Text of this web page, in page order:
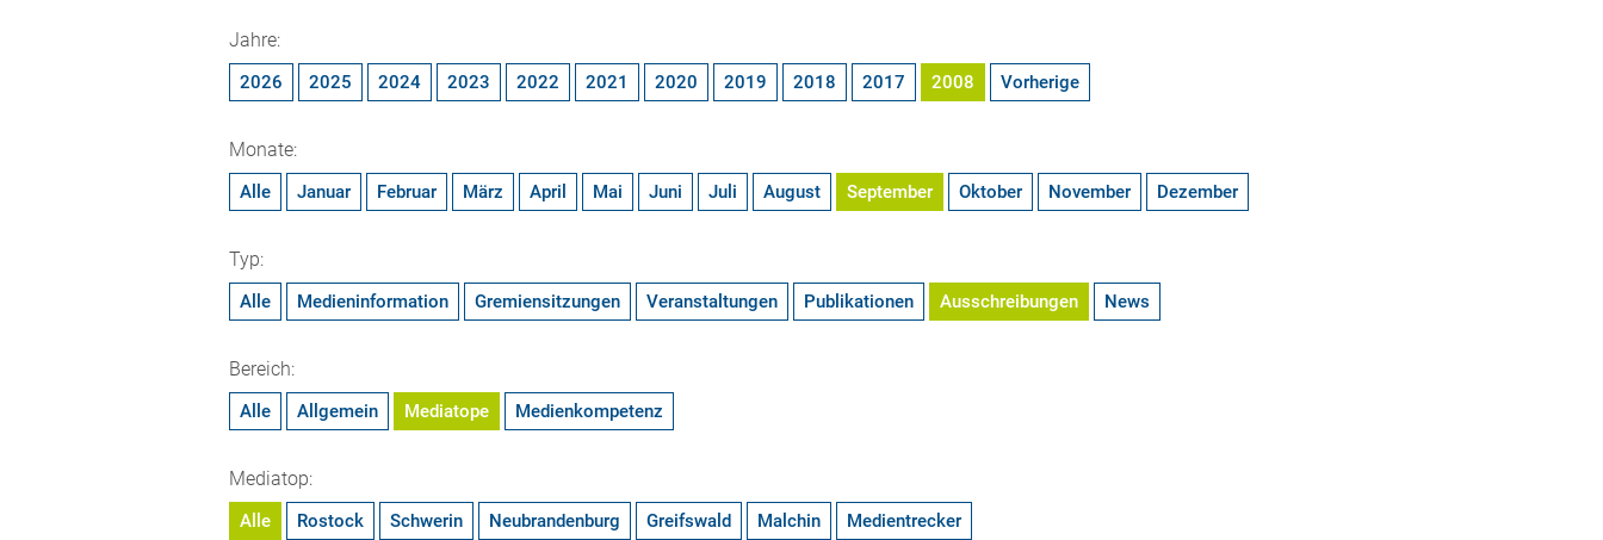
Jahre:
2026 2025 2024 2023 2022 2021 2020 2019 2018 2017 2008 Vorherige
Monate:
Alle Januar Februar März April Mai Juni Juli August September Oktober November Dezember
Typ:
Alle Medieninformation Gremiensitzungen Veranstaltungen Publikationen Ausschreibungen News
Bereich:
Alle Allgemein Mediatope Medienkompetenz
Mediatop:
Alle Rostock Schwerin Neubrandenburg Greifswald Malchin Medientrecker